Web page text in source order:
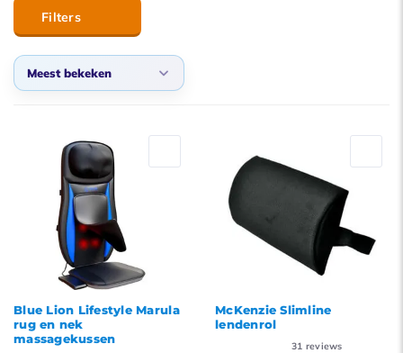
Filters
Meest bekeken
Meest bekeken
Nieuwste producten
Laagste prijs
Hoogste prijs
Blue Lion Lifestyle Marula
rug en nek
massagekussen
McKenzie Slimline
lendenrol
31 reviews